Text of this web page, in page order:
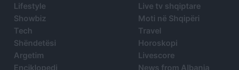
Lifestyle
Showbiz
Tech
Shëndetësi
Argetim
Enciklopedi
Live tv shqiptare
Moti në Shqipëri
Travel
Horoskopi
Livescore
News from Albania